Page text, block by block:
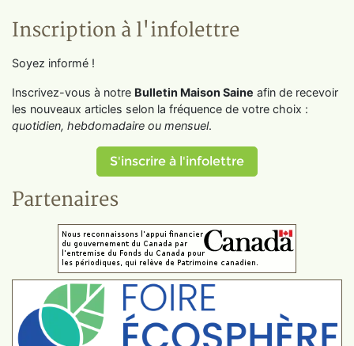
Inscription à l'infolettre
Soyez informé !
Inscrivez-vous à notre Bulletin Maison Saine afin de recevoir
les nouveaux articles selon la fréquence de votre choix :
quotidien, hebdomadaire ou mensuel.
S'inscrire à l'infolettre
Partenaires